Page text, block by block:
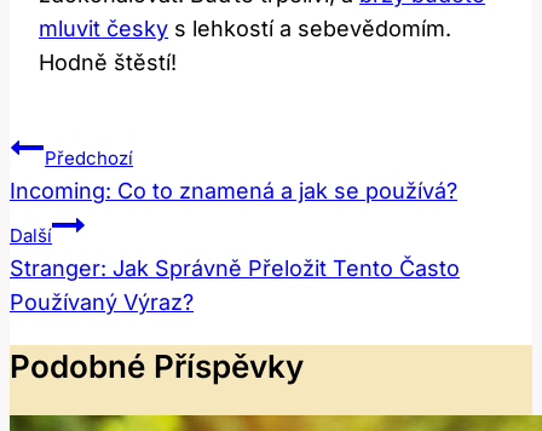
mluvit česky s lehkostí a sebevědomím.
Hodně štěstí!
Navigace
Pro
Příspěvek
Předchozí
Incoming: Co to znamená a jak se používá?
Další
Stranger: Jak Správně Přeložit Tento Často
Používaný Výraz?
Podobné Příspěvky